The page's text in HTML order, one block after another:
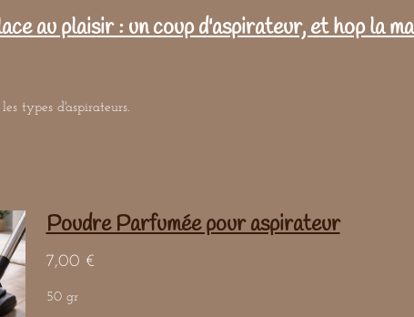
au plaisir : un coup d'aspirateur, et hop la
types d'aspirateurs.
Poudre Parfumée pour aspirateur
7,00 €
50 gr